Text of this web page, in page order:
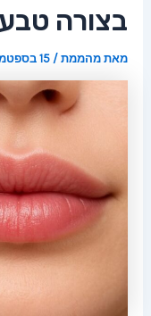
בצורה
מאתמהממת/15 בספטמבר 2015